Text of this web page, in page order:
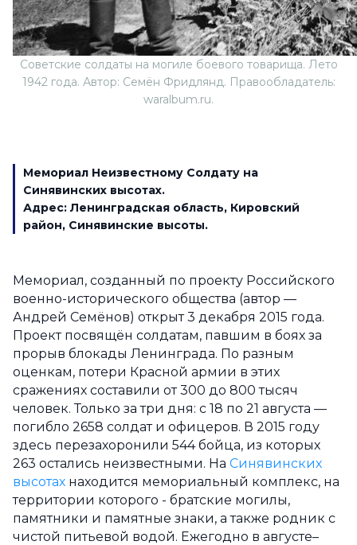
Советские солдаты на могиле боевого товарища. Лето
1942 года. Автор: Семён Фридлянд. Правообладатель:
waralbum.ru.
Мемориал Неизвестному Солдату на
Синявинских высотах.
Адрес: Ленинградская область, Кировский
район, Синявинские высоты.
Мемориал, созданный по проекту Российского
военно-исторического общества (автор —
Андрей Семёнов) открыт 3 декабря 2015 года.
Проект посвящён солдатам, павшим в боях за
прорыв блокады Ленинграда. По разным
оценкам, потери Красной армии в этих
сражениях составили от 300 до 800 тысяч
человек. Только за три дня: с 18 по 21 августа —
погибло 2658 солдат и офицеров. В 2015 году
здесь перезахоронили 544 бойца, из которых
263 остались неизвестными. На Синявинских
высотах находится мемориальный комплекс, на
территории которого - братские могилы,
памятники и памятные знаки, а также родник с
чистой питьевой водой. Ежегодно в августе–